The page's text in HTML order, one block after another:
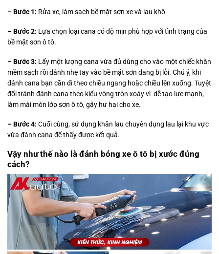
– Bước 1: Rửa xe, làm sạch bề mặt sơn xe và lau khô
– Bước 2: Lựa chọn loại cana có độ mịn phù hợp với tình trạng của
bề mặt sơn ô tô.
– Bước 3: Lấy một lượng cana vừa đủ dùng cho vào một chiếc khăn
mềm sạch rồi đánh nhẹ tay vào bề mặt sơn đang bị lỗi. Chú ý, khi
đánh cana bạn cần đi theo chiều ngang hoặc chiều lên xuống. Tuyệt
đối tránh đánh cana theo kiểu vòng tròn xoáy vì dễ tạo lực mạnh,
làm mài mòn lớp sơn ô tô, gây hư hại cho xe.
– Bước 4: Cuối cùng, sử dụng khăn lau chuyên dụng lau lại khu vực
vừa đánh cana để thấy được kết quả.
Vậy như thế nào là đánh bóng xe ô tô bị xước đúng
cách?